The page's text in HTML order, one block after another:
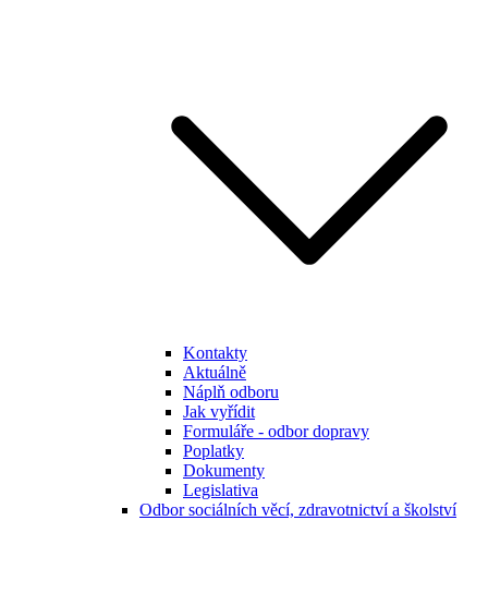
Kontakty
Aktuálně
Náplň odboru
Jak vyřídit
Formuláře - odbor dopravy
Poplatky
Dokumenty
Legislativa
Odbor sociálních věcí, zdravotnictví a školství